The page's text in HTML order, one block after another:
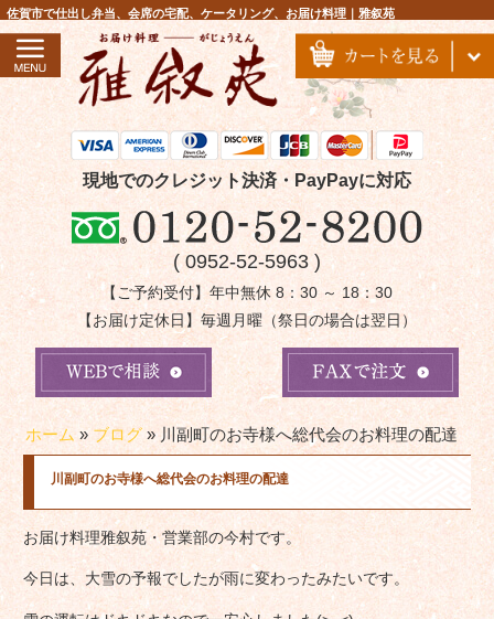
コ
ン
ツ
へ
ス
キ
プ
佐賀市で仕出し弁当、会席の宅配、ケータリング、お届け料理｜雅叙苑
現地でのクレジット決済・PayPayに対応
( 0952-52-5963 )
【ご予約受付】年中無休 8：30 ～ 18：30
【お届け定休日】毎週月曜（祭日の場合は翌日）
ホーム» ブログ» 川副町のお寺様へ総代会のお料理の配達
川副町のお寺様へ総代会のお料理の配達
お届け料理雅叙苑・営業部の今村です。
今日は、大雪の予報でしたが雨に変わったみたいです。